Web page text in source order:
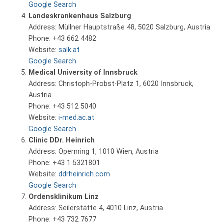
Google Search
Landeskrankenhaus Salzburg
Address: Müllner Hauptstraße 48, 5020 Salzburg, Austria
Phone: +43 662 4482
Website: salk.at
Google Search
Medical University of Innsbruck
Address: Christoph-Probst-Platz 1, 6020 Innsbruck,
Austria
Phone: +43 512 5040
Website: i-med.ac.at
Google Search
Clinic DDr. Heinrich
Address: Opernring 1, 1010 Wien, Austria
Phone: +43 1 5321801
Website: ddrheinrich.com
Google Search
Ordensklinikum Linz
Address: Seilerstätte 4, 4010 Linz, Austria
Phone: +43 732 7677